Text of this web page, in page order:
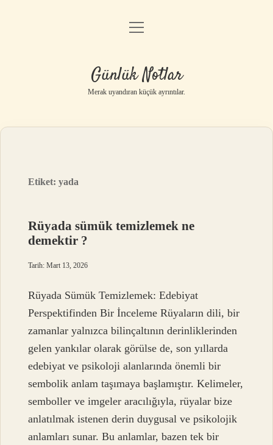
Anasayfa
Yasal Uyarı
menüyü
Günlük Notlar
Merak uyandıran küçük ayrıntılar.
Etiket:yada
Rüyada sümük temizlemek ne
demektir ?
Tarih: Mart 13, 2026
Rüyada Sümük Temizlemek: Edebiyat
Perspektifinden Bir İnceleme Rüyaların dili, bir
zamanlar yalnızca bilinçaltının derinliklerinden
gelen yankılar olarak görülse de, son yıllarda
edebiyat ve psikoloji alanlarında önemli bir
sembolik anlam taşımaya başlamıştır. Kelimeler,
semboller ve imgeler aracılığıyla, rüyalar bize
anlatılmak istenen derin duygusal ve psikolojik
anlamları sunar. Bu anlamlar, bazen tek bir